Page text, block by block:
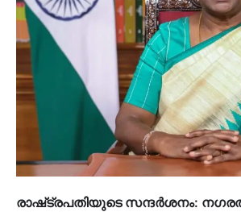
രാഷ്‌ട്രപതിയുടെ സന്ദര്‍ശനം: